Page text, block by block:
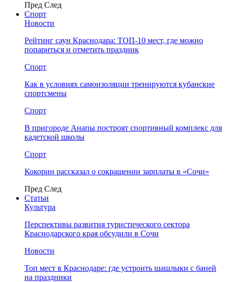
Пред След
Спорт
Новости
Рейтинг саун Краснодара: ТОП-10 мест, где можно
попариться и отметить праздник
Спорт
Как в условиях самоизоляции тренируются кубанские
спортсмены
Спорт
В пригороде Анапы построят спортивный комплекс для
кадетской школы
Спорт
Кокорин рассказал о сокращении зарплаты в «Сочи»
Пред След
Статьи
Культура
Перспективы развития туристического сектора
Краснодарского края обсудили в Сочи
Новости
Топ мест в Краснодаре: где устроить шашлыки с баней
на праздники